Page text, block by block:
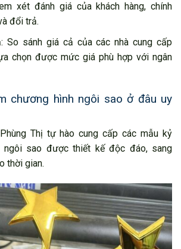
xét đánh giá của khách hàng, chính
đổi trả.
So sánh giá cả của các nhà cung cấp
chọn được mức giá phù hợp với ngân
chương hình ngôi sao ở đâu uy
Thị tự hào cung cấp các mẫu kỷ
ngôi sao được thiết kế độc đáo, sang
thời gian.